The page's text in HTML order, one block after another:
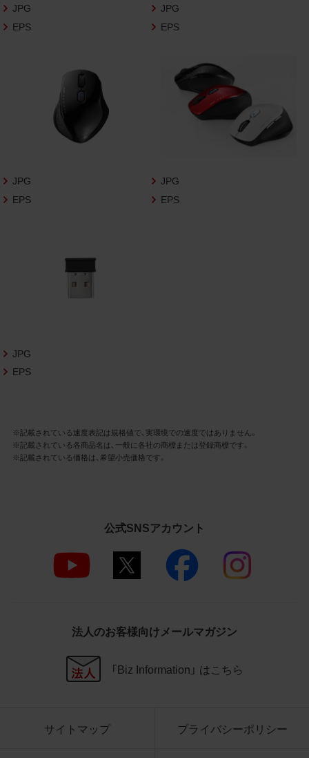
お客様が「同意する」ボタンをクリックされ
た場合、商品写真データ利用規約及びCAD
なお、商品写真データ利用規約及びCAD図
データ利用規約の記載事項は予告なく変更
されることがあります。各データをダウン
ロードする際には最新の規約をご確認くだ
さいますようお願い申し上げます。
商品写真データ利用規約
2.利用許諾
お客様は、商品写真データ利用規約に従い、
3.遵守事項
商品写真データの全部又は一部の譲
渡、貸与、再利用許諾、改変、著作権表
示の除去等をしないこと
商品写真データに表示されている当
当社の商品であることを特定できる
商品写真データに著作権表示、ラベ
ル、商標その他のマークがある場合、
ページ以外のサイトとのリンクとし
て利用しないこと
JPG
EPS
JPG
EPS
JPG
EPS
JPG
EPS
JPG
EPS
※記載されている速度表記は規格値で、実環境での速度ではありません。
※記載されている各商品名は、一般に各社の商標または登録商標です。
※記載されている価格は、希望小売価格です。
公式SNSアカウント
法人のお客様向けメールマガジン
「Biz Information」 はこちら
サイトマップ プライバシーポリシー